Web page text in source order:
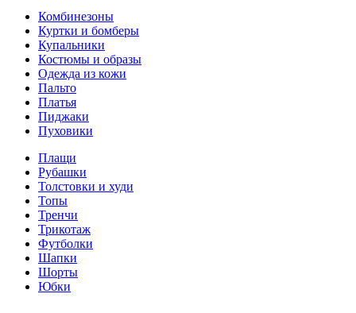
Комбинезоны
Куртки и бомберы
Купальники
Костюмы и образы
Одежда из кожи
Пальто
Платья
Пиджаки
Пуховики
Плащи
Рубашки
Толстовки и худи
Топы
Тренчи
Трикотаж
Футболки
Шапки
Шорты
Юбки